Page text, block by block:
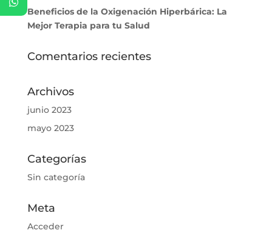
Beneficios de la Oxigenación Hiperbárica: La
Mejor Terapia para tu Salud
Comentarios recientes
Archivos
junio 2023
mayo 2023
Categorías
Sin categoría
Meta
Acceder